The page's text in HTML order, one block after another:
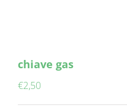
chiave gas
€2,50